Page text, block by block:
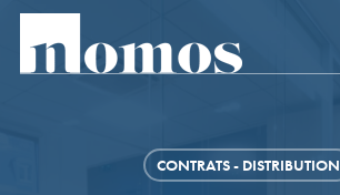
Skip
main
CONTRATS - DISTRIBUTION